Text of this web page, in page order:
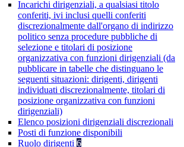
Incarichi dirigenziali, a qualsiasi titolo
conferiti, ivi inclusi quelli conferiti
discrezionalmente dall'organo di indirizzo
politico senza procedure pubbliche di
selezione e titolari di posizione
organizzativa con funzioni dirigenziali (da
pubblicare in tabelle che distinguano le
seguenti situazioni: dirigenti, dirigenti
individuati discrezionalmente, titolari di
posizione organizzativa con funzioni
dirigenziali)
Elenco posizioni dirigenziali discrezionali
Posti di funzione disponibili
Ruolo dirigenti 6